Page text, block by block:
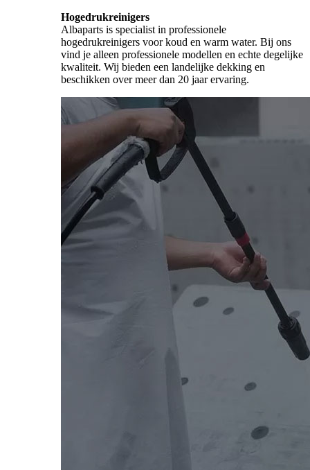
Hogedrukreinigers
Albaparts is specialist in professionele
hogedrukreinigers voor koud en warm water. Bij ons
vind je alleen professionele modellen en echte degelijke
kwaliteit. Wij bieden een landelijke dekking en
beschikken over meer dan 20 jaar ervaring.